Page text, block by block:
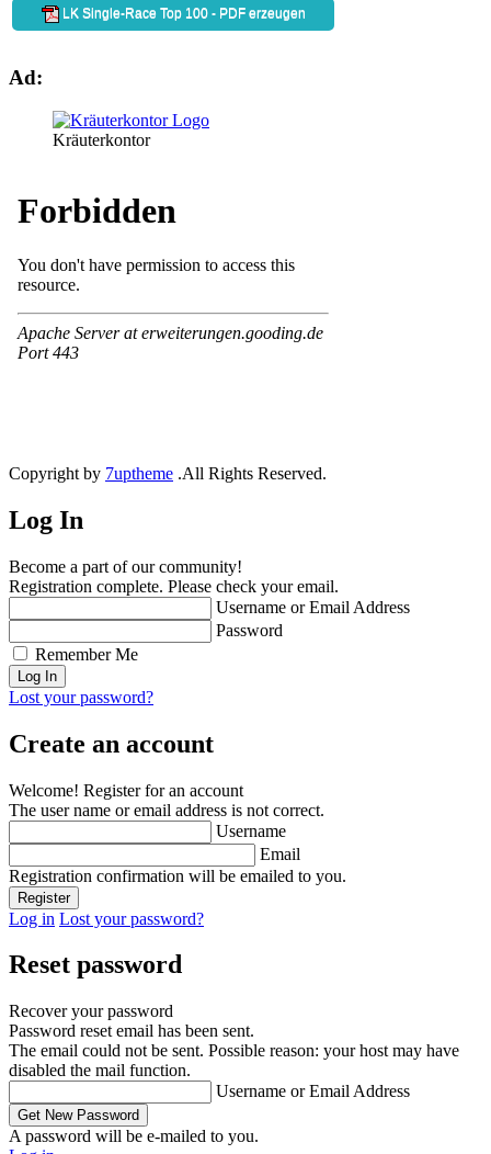
Ad:
Kräuterkontor
Copyright by 7uptheme .All Rights Reserved.
Log In
Become a part of our community!
Registration complete. Please check your email.
Username or Email Address
Password
Remember Me
Lost your password?
Create an account
Welcome! Register for an account
The user name or email address is not correct.
Username
Email
Registration confirmation will be emailed to you.
Log in Lost your password?
Reset password
Recover your password
Password reset email has been sent.
The email could not be sent. Possible reason: your host may have
disabled the mail function.
Username or Email Address
A password will be e-mailed to you.